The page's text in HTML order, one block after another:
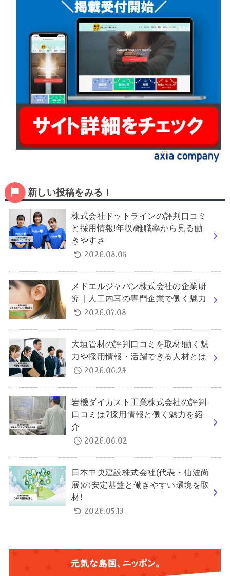
新しい投稿をみる！
株式会社ドットラインの評判口コミ
と採用情報!年収/離職率から見る働
きやすさ
2026.08.05
メドエルジャパン株式会社の企業研
究｜人工内耳の専門企業で働く魅力
2026.07.08
大垣管材の評判口コミを取材!働く魅
力や採用情報・活躍できる人材とは
2026.06.24
岩機ダイカスト工業株式会社の評判
口コミは?採用情報と働く魅力を紹
介
2026.06.02
日本中央建設株式会社(代表・仙波尚
展)の安定基盤と働きやすい環境を取
材!
2026.05.19